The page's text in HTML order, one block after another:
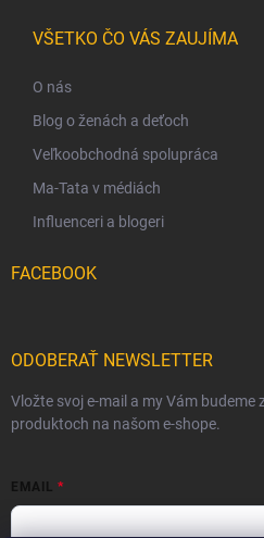
VŠETKO ČO VÁS ZAUJÍMA
O nás
Blog o ženách a deťoch
Veľkoobchodná spolupráca
Ma-Tata v médiách
Influenceri a blogeri
FACEBOOK
ODOBERAŤ NEWSLETTER
Vložte svoj e-mail a my Vám
produktoch na našom e-shope.
EMAIL